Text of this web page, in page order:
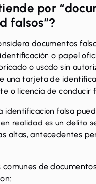
por
falsos”?
documentos
o papel
o usado sin
una tarjeta de
o licencia de conducir
identificación falsa
realidad es un delito
altas, antecedentes
comunes de